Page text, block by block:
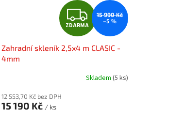
Z
D
A
R
ZDARMA
15 990 Kč
–5 %
Zahradní skleník 2,5x4 m CLASIC -
4mm
Skladem (5 ks)
12 553,70 Kč bez DPH
15 190 Kč / ks